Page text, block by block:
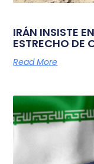
IRÁN INSISTE
ESTRECHO DE
Read More